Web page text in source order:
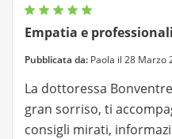
Empatia e
Pubblicata da: Paola il 28 Marzo
La dottoressa
gran sorriso, ti
consigli mirati,